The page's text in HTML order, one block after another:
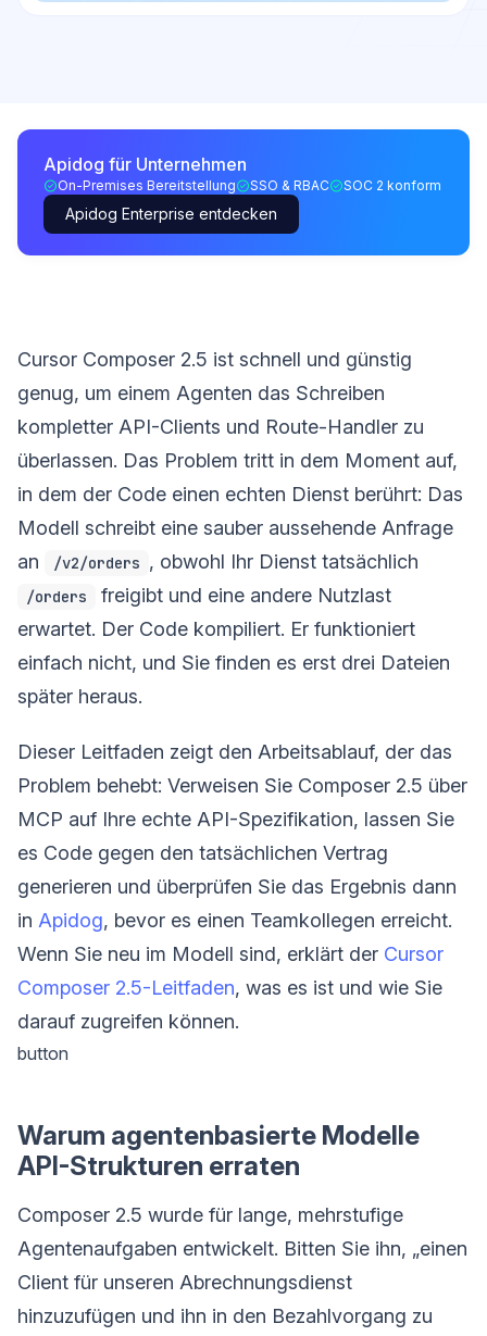
Apidog für Unternehmen
On-Premises Bereitstellung SSO & RBAC SOC 2 konform
Apidog Enterprise entdecken
Cursor Composer 2.5 ist schnell und günstig
genug, um einem Agenten das Schreiben
kompletter API-Clients und Route-Handler zu
überlassen. Das Problem tritt in dem Moment auf,
in dem der Code einen echten Dienst berührt: Das
Modell schreibt eine sauber aussehende Anfrage
an
/v2/orders , obwohl Ihr Dienst tatsächlich
/orders
freigibt und eine andere Nutzlast
erwartet. Der Code kompiliert. Er funktioniert
einfach nicht, und Sie finden es erst drei Dateien
später heraus.
Dieser Leitfaden zeigt den Arbeitsablauf, der das
Problem behebt: Verweisen Sie Composer 2.5 über
MCP auf Ihre echte API-Spezifikation, lassen Sie
es Code gegen den tatsächlichen Vertrag
generieren und überprüfen Sie das Ergebnis dann
in Apidog, bevor es einen Teamkollegen erreicht.
Wenn Sie neu im Modell sind, erklärt der Cursor
Composer 2.5-Leitfaden, was es ist und wie Sie
darauf zugreifen können.
button
Warum agentenbasierte Modelle
API-Strukturen erraten
Composer 2.5 wurde für lange, mehrstufige
Agentenaufgaben entwickelt. Bitten Sie ihn, „einen
Client für unseren Abrechnungsdienst
hinzuzufügen und ihn in den Bezahlvorgang zu